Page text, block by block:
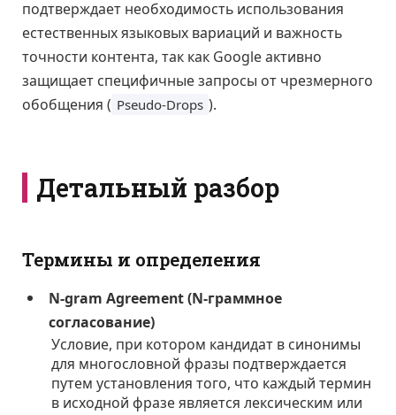
подтверждает необходимость использования
естественных языковых вариаций и важность
точности контента, так как Google активно
защищает специфичные запросы от чрезмерного
обобщения ( Pseudo-Drops ).
Детальный разбор
Термины и определения
N-gram Agreement (N-граммное
согласование)
Условие, при котором кандидат в синонимы
для многословной фразы подтверждается
путем установления того, что каждый термин
в исходной фразе является лексическим или